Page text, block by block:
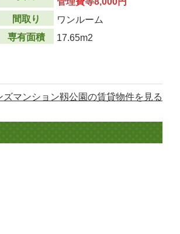
間取り
ワンルーム
専有面積
17.65m2
ズマンション靱公園の賃貸物件を見る